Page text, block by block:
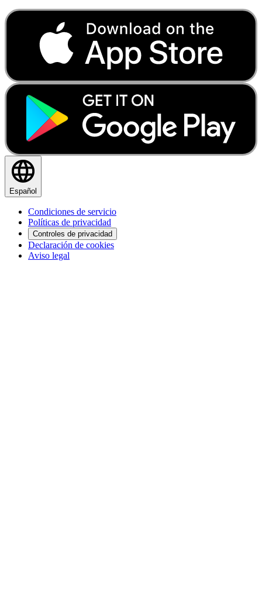
Español
Condiciones de servicio
Políticas de privacidad
Controles de privacidad
Declaración de cookies
Aviso legal